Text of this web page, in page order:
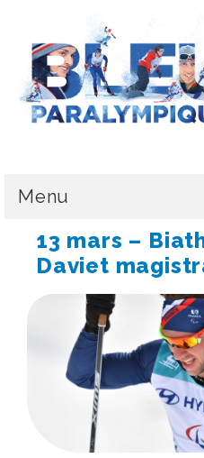
Menu
LE CPSF
PYEONGCHANG 2018
LA DÉLÉGATION
L’ÉQUIPE DE FRANCE
MÉDAILLES &
HANDICAPS &
13 mars –
Daviet